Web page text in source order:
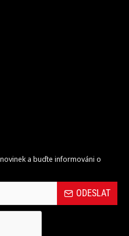
a buďte informováni o
ODESLAT